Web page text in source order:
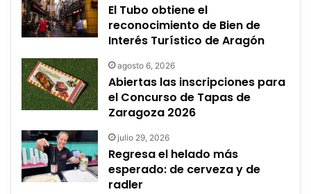
El Tubo obtiene el
reconocimiento de Bien de
Interés Turístico de Aragón
agosto 6, 2026
Abiertas las inscripciones para
el Concurso de Tapas de
Zaragoza 2026
julio 29, 2026
Regresa el helado más
esperado: de cerveza y de
radler